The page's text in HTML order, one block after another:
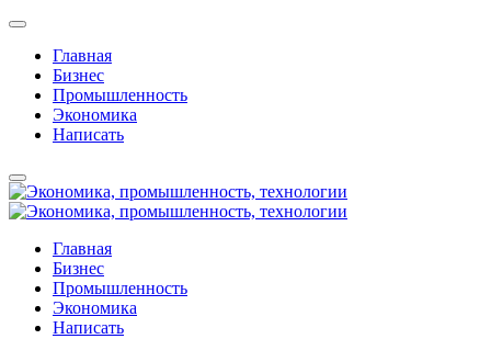
Главная
Бизнес
Промышленность
Экономика
Написать
Главная
Бизнес
Промышленность
Экономика
Написать